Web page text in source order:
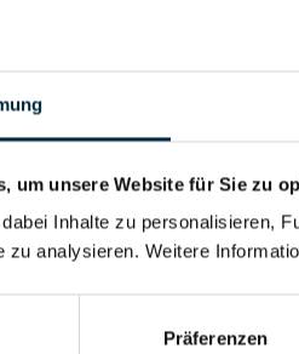
um unsere Website für Sie zu
Inhalte zu personalisieren,
zu analysieren. Weitere
Präferenzen